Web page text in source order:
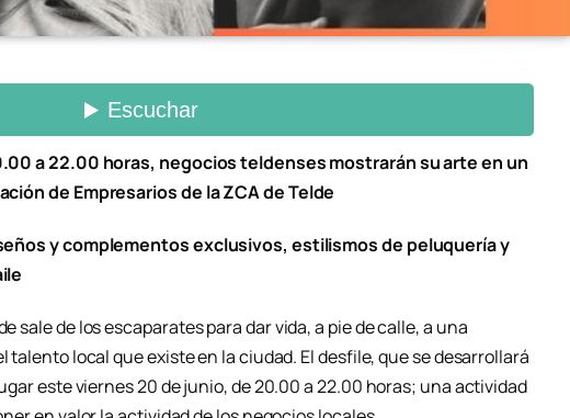
a 22.00 horas, negocios teldenses mostrarán su arte en un
de Empresarios de la ZCA de Telde
y complementos exclusivos, estilismos de peluquería y
sale de los escaparates para dar vida, a pie de calle, a una
talento local que existe en la ciudad. El desfile, que se desarrollará
este viernes 20 de junio, de 20.00 a 22.00 horas; una actividad